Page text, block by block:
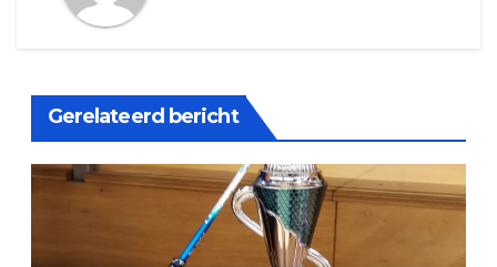
Gerelateerd bericht